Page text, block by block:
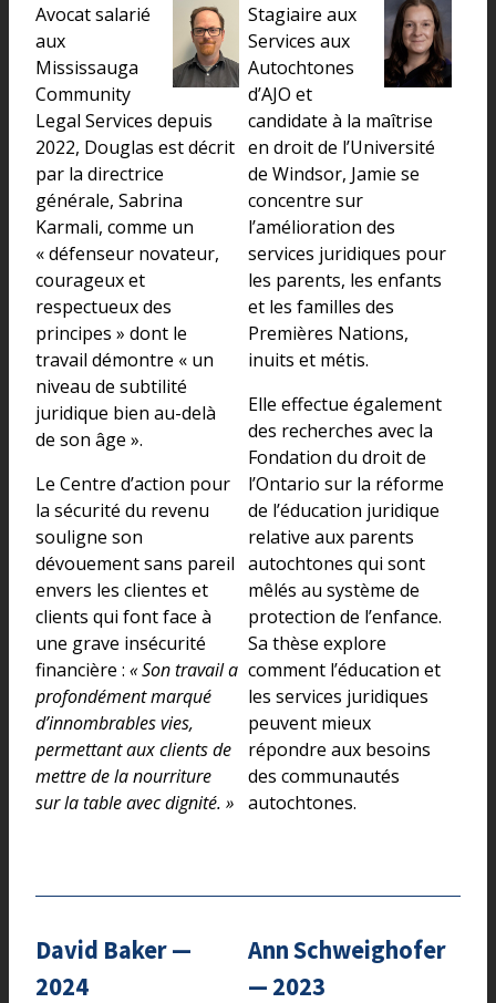
Avocat salarié
aux
Mississauga
Community
Legal Services depuis
2022, Douglas est décrit
par la directrice
générale, Sabrina
Karmali, comme un
« défenseur novateur,
courageux et
respectueux des
principes » dont le
travail démontre « un
niveau de subtilité
juridique bien au-delà
de son âge ».
Le Centre d’action pour
la sécurité du revenu
souligne son
dévouement sans pareil
envers les clientes et
clients qui font face à
une grave insécurité
financière : « Son travail a
profondément marqué
d’innombrables vies,
permettant aux clients de
mettre de la nourriture
sur la table avec dignité. »
Stagiaire aux
Services aux
Autochtones
d’AJO et
candidate à la maîtrise
en droit de l’Université
de Windsor, Jamie se
concentre sur
l’amélioration des
services juridiques pour
les parents, les enfants
et les familles des
Premières Nations,
inuits et métis.
Elle effectue également
des recherches avec la
Fondation du droit de
l’Ontario sur la réforme
de l’éducation juridique
relative aux parents
autochtones qui sont
mêlés au système de
protection de l’enfance.
Sa thèse explore
comment l’éducation et
les services juridiques
peuvent mieux
répondre aux besoins
des communautés
autochtones.
David Baker —
2024
Ann Schweighofer
— 2023